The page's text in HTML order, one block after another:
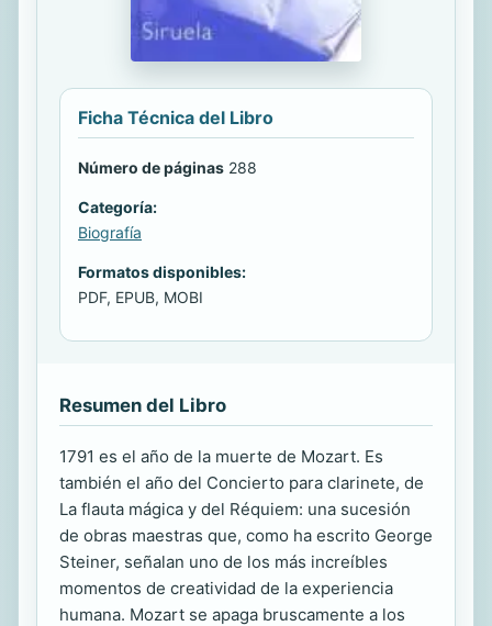
Ficha Técnica del Libro
Número de páginas 288
Categoría:
Biografía
Formatos disponibles:
PDF, EPUB, MOBI
Resumen del Libro
1791 es el año de la muerte de Mozart. Es
también el año del Concierto para clarinete, de
La flauta mágica y del Réquiem: una sucesión
de obras maestras que, como ha escrito George
Steiner, señalan uno de los más increíbles
momentos de creatividad de la experiencia
humana. Mozart se apaga bruscamente a los